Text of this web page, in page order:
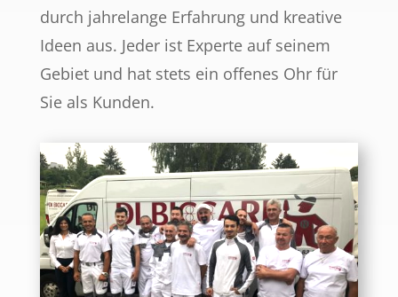
durch jahrelange Erfahrung und kreative
Ideen aus. Jeder ist Experte auf seinem
Gebiet und hat stets ein offenes Ohr für
Sie als Kunden.